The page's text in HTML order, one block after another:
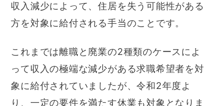
収入減少によって、住居を失う可能性がある
方を対象に給付される手当のことです。
これまでは離職と廃業の2種類のケースによ
って収入の極端な減少がある求職希望者を対
象に給付されていましたが、令和2年度よ
り、一定の要件を満たす休業も対象となりま